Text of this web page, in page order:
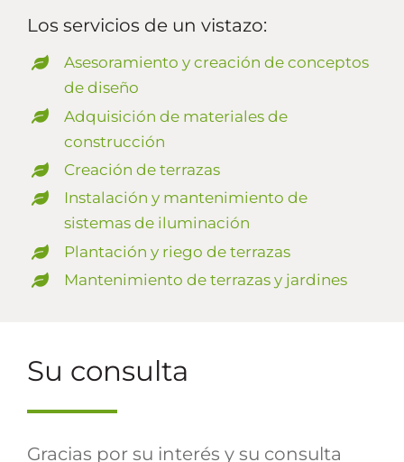
Los servicios de un vistazo:
Asesoramiento y creación de conceptos
de diseño
Adquisición de materiales de
construcción
Creación de terrazas
Instalación y mantenimiento de
sistemas de iluminación
Plantación y riego de terrazas
Mantenimiento de terrazas y jardines
Su consulta
Gracias por su interés y su consulta